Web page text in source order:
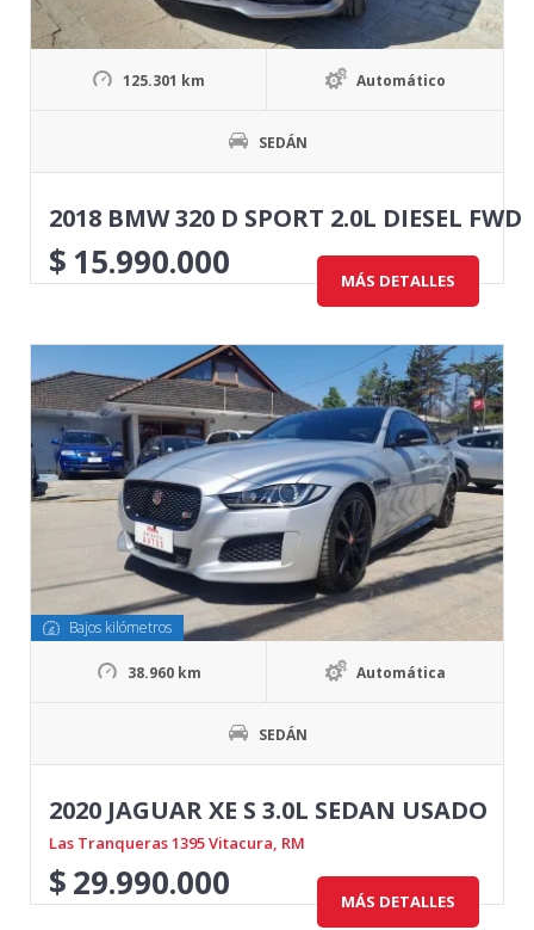
125.301 km Automático
SEDÁN
2018 BMW 320 D SPORT 2.0L DIESEL FWD
$ 15.990.000 MÁS DETALLES
Bajos kilómetros
38.960 km Automática
SEDÁN
2020 JAGUAR XE S 3.0L SEDAN USADO
Las Tranqueras 1395 Vitacura, RM
$29.990.000 MÁS DETALLES